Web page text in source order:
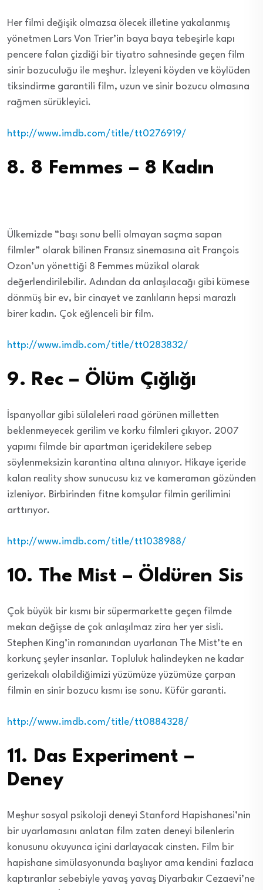
Her filmi değişik olmazsa ölecek illetine yakalanmış
yönetmen Lars Von Trier’in baya baya tebeşirle kapı
pencere falan çizdiği bir tiyatro sahnesinde geçen film
sinir bozuculuğu ile meşhur. İzleyeni köyden ve köylüden
tiksindirme garantili film, uzun ve sinir bozucu olmasına
rağmen sürükleyici.
http://www.imdb.com/title/tt0276919/
8. 8 Femmes – 8 Kadın
Ülkemizde “başı sonu belli olmayan saçma sapan
filmler” olarak bilinen Fransız sinemasına ait François
Ozon’un yönettiği 8 Femmes müzikal olarak
değerlendirilebilir. Adından da anlaşılacağı gibi kümese
dönmüş bir ev, bir cinayet ve zanlıların hepsi marazlı
birer kadın. Çok eğlenceli bir film.
http://www.imdb.com/title/tt0283832/
9. Rec – Ölüm Çığlığı
İspanyollar gibi sülaleleri raad görünen milletten
beklenmeyecek gerilim ve korku filmleri çıkıyor. 2007
yapımı filmde bir apartman içeridekilere sebep
söylenmeksizin karantina altına alınıyor. Hikaye içeride
kalan reality show sunucusu kız ve kameraman gözünden
izleniyor. Birbirinden fitne komşular filmin gerilimini
arttırıyor.
http://www.imdb.com/title/tt1038988/
10. The Mist – Öldüren Sis
Çok büyük bir kısmı bir süpermarkette geçen filmde
mekan değişse de çok anlaşılmaz zira her yer sisli.
Stephen King’in romanından uyarlanan The Mist’te en
korkunç şeyler insanlar. Topluluk halindeyken ne kadar
gerizekalı olabildiğimizi yüzümüze yüzümüze çarpan
filmin en sinir bozucu kısmı ise sonu. Küfür garanti.
http://www.imdb.com/title/tt0884328/
11. Das Experiment –
Deney
Meşhur sosyal psikoloji deneyi Stanford Hapishanesi’nin
bir uyarlamasını anlatan film zaten deneyi bilenlerin
konusunu okuyunca içini darlayacak cinsten. Film bir
hapishane simülasyonunda başlıyor ama kendini fazlaca
kaptıranlar sebebiyle yavaş yavaş Diyarbakır Cezaevi’ne